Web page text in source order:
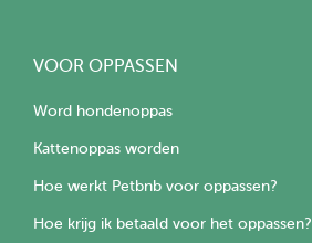
VOOR OPPASSEN
Word hondenoppas
Kattenoppas worden
Hoe werkt Petbnb voor oppassen?
Hoe krijg ik betaald voor het oppassen?